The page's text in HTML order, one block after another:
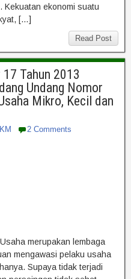
Kekuatan ekonomi suatu
[…]
Read Post
Tahun 2013
Undang Nomor
Mikro, Kecil dan
2 Comments
merupakan lembaga
mengawasi pelaku usaha
Supaya tidak terjadi